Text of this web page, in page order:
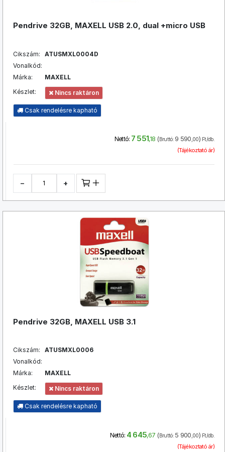
Pendrive 32GB, MAXELL USB 2.0, dual +micro USB
Cikszám:
ATUSMXL0004D
Vonalkód:
Márka:
MAXELL
Készlet:
Nincs raktáron
Csak rendelésre kapható
Nettó: 7 551,18 (Bruttó: 9 590,00) Ft/db.
(Tájékoztató ár)
− +
Pendrive 32GB, MAXELL USB 3.1
Cikszám:
ATUSMXL0006
Vonalkód:
Márka:
MAXELL
Készlet:
Nincs raktáron
Csak rendelésre kapható
Nettó: 4 645,67 (Bruttó: 5 900,00) Ft/db.
(Tájékoztató ár)